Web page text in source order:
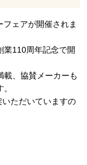
フェアが開催されま
業110周年記念で開
載、協賛メーカーも
ただいていますの